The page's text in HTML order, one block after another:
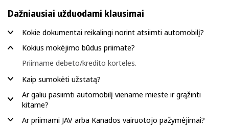
Dažniausiai užduodami klausimai
Kokie dokumentai reikalingi norint atsiimti automobilį?
Kokius mokėjimo būdus priimate?
Priimame debeto/kredito korteles.
Kaip sumokėti užstatą?
Ar galiu pasiimti automobilį viename mieste ir grąžinti
kitame?
Ar priimami JAV arba Kanados vairuotojo pažymėjimai?